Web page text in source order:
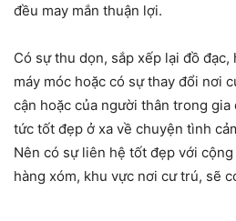
đều may mắn thuận lợi.
Có sự thu dọn, sắp xếp lại đồ đạc,
máy móc hoặc có sự thay đổi nơi
cận hoặc của người thân trong
tức tốt đẹp ở xa về chuyện tình
Nên có sự liên hệ tốt đẹp với
hàng xóm, khu vực nơi cư trú, sẽ